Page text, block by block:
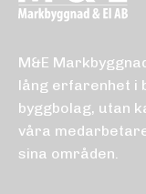
M&E
lång erfarenhet i
byggbolag, utan
våra
sina områden.